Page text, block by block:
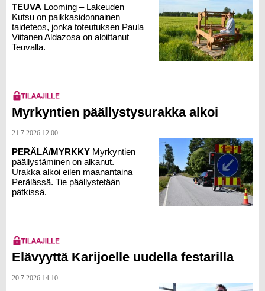
TEUVA Looming – Lakeuden
Kutsu on paikkasidonnainen
taideteos, jonka toteutuksen Paula
Viitanen Aldazosa on aloittanut
Teuvalla.
Myrkyntien päällystysurakka alkoi
21.7.2026 12.00
PERÄLÄ/MYRKKY Myrkyntien
päällystäminen on alkanut.
Urakka alkoi eilen maanantaina
Perälässä. Tie päällystetään
pätkissä.
Elävyyttä Karijoelle uudella festarilla
20.7.2026 14.10